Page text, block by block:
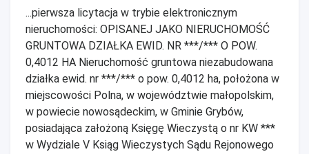
...pierwsza licytacja w trybie elektronicznym
nieruchomości: OPISANEJ JAKO NIERUCHOMOŚĆ
GRUNTOWA DZIAŁKA EWID. NR ***/*** O POW.
0,4012 HA Nieruchomość gruntowa niezabudowana
działka ewid. nr ***/*** o pow. 0,4012 ha, położona w
miejscowości Polna, w województwie małopolskim,
w powiecie nowosądeckim, w Gminie Grybów,
posiadająca założoną Księgę Wieczystą o nr KW ***
w Wydziale V Ksiąg Wieczystych Sądu Rejonowego